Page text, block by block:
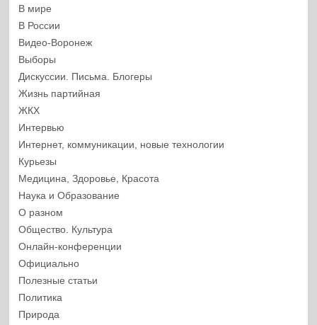
В мире
В России
Видео-Воронеж
Выборы
Дискуссии. Письма. Блогеры
Жизнь партийная
ЖКХ
Интервью
Интернет, коммуникации, новые технологии
Курьезы
Медицина, Здоровье, Красота
Наука и Образование
О разном
Общество. Культура
Онлайн-конференции
Официально
Полезные статьи
Политика
Природа